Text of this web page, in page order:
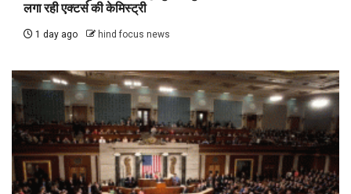
लगा रही एक्टर्स की केमिस्ट्री
1 day ago hind focus news